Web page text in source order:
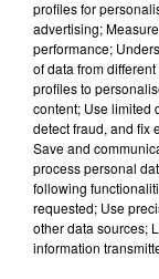
Lecture
100%
profiles for
advertising;
performance;
of data from
profiles to
content; Use limited
detect fraud, and fix
Save and
process personal
following
requested; Use
other data sources;
information